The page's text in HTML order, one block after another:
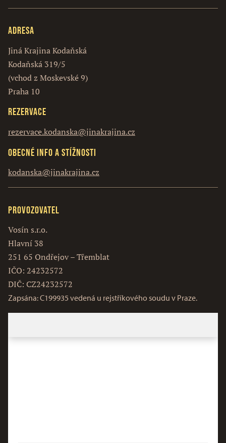
Adresa
Jiná Krajina Kodaňská
Kodaňská 319/5
(vchod z Moskevské 9)
Praha 10
Rezervace
rezervace.kodanska@jinakrajina.cz
Obecné info a stížnosti
kodanska@jinakrajina.cz
Provozovatel
Vosín s.r.o.
Hlavní 38
251 65 Ondřejov – Třemblat
IČO: 24232572
DIČ: CZ24232572
Zapsána: C199935 vedená u rejstříkového soudu v Praze.